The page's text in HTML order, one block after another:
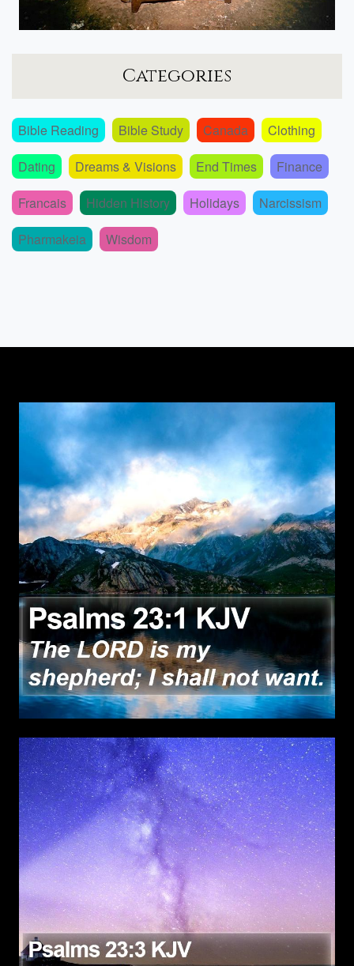
Categories
Bible Reading Bible Study Canada
Clothing
Dating
Dreams & Visions End Times
Finance
Francais
Hidden History Holidays
Narcissism
Pharmakeia
Wisdom